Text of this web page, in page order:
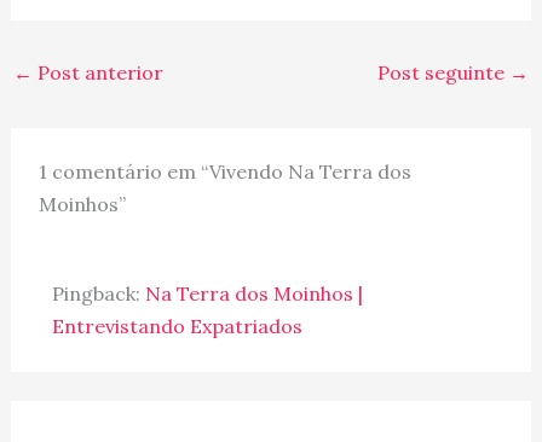
Casou-se com um local e
apesar de integrada
país, ainda sente falta do
calor humano…
← Post anterior Post seguinte →
1 comentário em “Vivendo Na Terra dos
Moinhos”
Pingback: Na Terra dos Moinhos |
Entrevistando Expatriados